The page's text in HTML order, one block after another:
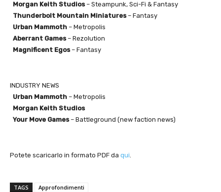
Morgan Keith Studios– Steampunk, Sci-Fi & Fantasy
Thunderbolt Mountain Miniatures– Fantasy
Urban Mammoth – Metropolis
Aberrant Games– Rezolution
Magnificent Egos– Fantasy
INDUSTRY NEWS
Urban Mammoth – Metropolis
Morgan Keith Studios
Your Move Games– Battleground (new faction news)
Potete scaricarlo in formato PDF da qui.
TAGS Approfondimenti